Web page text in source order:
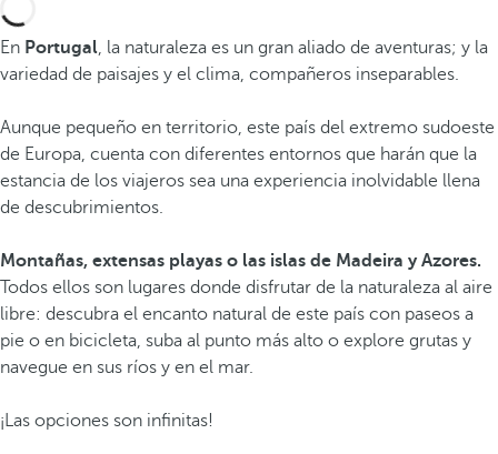
En Portugal, la naturaleza es un gran aliado de aventuras; y la
variedad de paisajes y el clima, compañeros inseparables.
Aunque pequeño en territorio, este país del extremo sudoeste
de Europa, cuenta con diferentes entornos que harán que la
estancia de los viajeros sea una experiencia inolvidable llena
de descubrimientos.
Montañas, extensas playas o las islas de Madeira y Azores.
Todos ellos son lugares donde disfrutar de la naturaleza al aire
libre: descubra el encanto natural de este país con paseos a
pie o en bicicleta, suba al punto más alto o explore grutas y
navegue en sus ríos y en el mar.
¡Las opciones son infinitas!